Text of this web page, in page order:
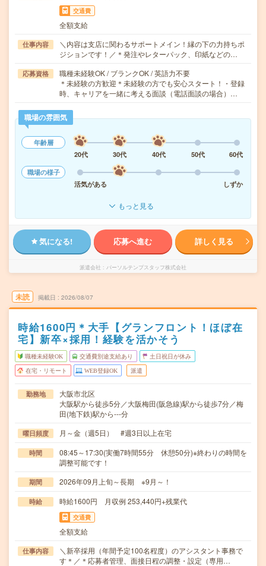
交通費
全額支給
仕事内容
＼内容は支店に関わるサポートメイン！縁の下の力持ちポ
ジションです！／＊発注やレターパック、印紙などの…
応募資格
職種未経験OK / ブランクOK / 英語力不要
＊未経験の方歓迎＊未経験の方でも安心スタート！・登録
時、キャリアを一緒に考える面談（電話面談の場合）…
職場の雰囲気
年齢層
20代
30代 40代 50代
60代
職場の様子
活気がある
しずか
もっと見る
気になる! 応募へ進む 詳しく見る
派遣会社 パーソルテンプスタッフ株式会社
未読 掲載日 2026/08/07
時給1600円＊大手【グランフロント！ほぼ在
宅】新卒×採用！経験を活かそう
職種未経験OK 交通費別途支給あり 土日祝日が休み
在宅・リモート WEB登録OK 派遣
勤務地
大阪市北区
大阪駅から徒歩5分／大阪梅田(阪急線)駅から徒歩7分／梅
田(地下鉄)駅から---分
曜日頻度 月～金（週5日） #週3日以上在宅
時間
08:45～17:30(実働7時間55分 休憩50分)※終わりの時間を
調整可能です！
期間 2026年09月上旬～長期 ※9月～！
時給 時給1600円 月収例 253,440円+残業代
交通費
全額支給
仕事内容
＼新卒採用（年間予定100名程度）のアシスタント事務で
す＊／＊応募者管理、面接日程の調整・設定（専用…